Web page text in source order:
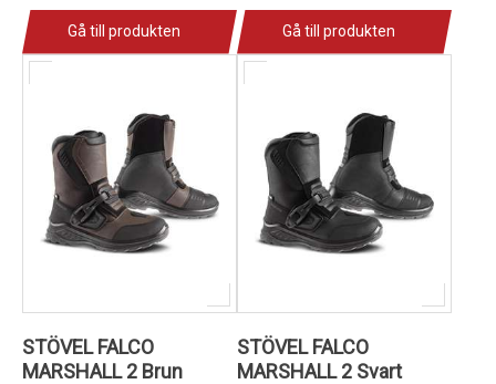
Gå till produkten Gå till produkten
STÖVEL FALCO
MARSHALL 2 Brun
STÖVEL FALCO
MARSHALL 2 Svart